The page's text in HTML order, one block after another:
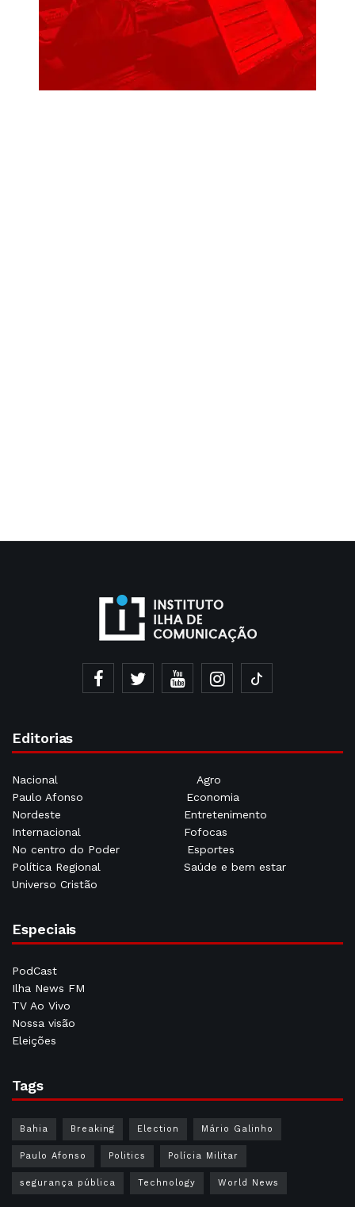
Editorias
Nacional
Agro
Paulo Afonso
Economia
Nordeste
Entretenimento
Internacional
Fofocas
No centro do Poder
Esportes
Política Regional
Saúde e bem estar
Universo Cristão
Especiais
PodCast
Ilha News FM
TV Ao Vivo
Nossa visão
Eleições
Tags
Bahia Breaking Election Mário Galinho
Paulo Afonso Politics Polícia Militar
segurança pública Technology World News